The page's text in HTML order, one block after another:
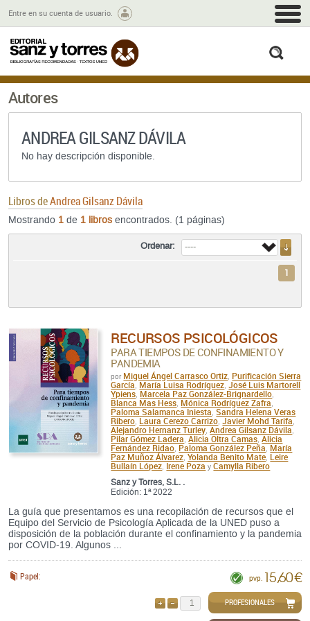
Entre en su cuenta de usuario.
Autores
ANDREA GILSANZ DÁVILA
No hay descripción disponible.
Libros deAndrea Gilsanz Dávila
Mostrando 1 de 1 libros encontrados. (1 páginas)
Ordenar:
1
RECURSOS PSICOLÓGICOS
PARA TIEMPOS DE CONFINAMIENTO Y
PANDEMIA
por Miguel Ángel Carrasco Ortiz Purificación Sierra
García María Luisa Rodríguez José Luis Martorell
Ypiens Marcela Paz González-Brignardello
Blanca Mas Hess Mónica Rodríguez Zafra
Paloma Salamanca Iniesta ,Sandra Helena Veras
Ribero Laura Cerezo Carrizo Javier Mohd Tarifa
Alejandro Hernanz Turley Andrea Gilsanz Dávila
Pilar Gómez Ladera Alicia Oltra Camas Alicia
Fernández Ridao Paloma González Peña María
Paz Muñoz Álvarez ,Yolanda Benito Mate Leire
Bullaín López Irene Poza yCamylla Ribero
Sanz y Torres, S.L. .
Edición: 1ª 2022
La guía que presentamos es una recopilación de recursos que el
Equipo del Servicio de Psicología Aplicada de la UNED puso a
disposición de la población durante el confinamiento y la pandemia
por COVID-19. Algunos ...
Papel: pvp. 15,60 €
QUITARPROFESIONALES